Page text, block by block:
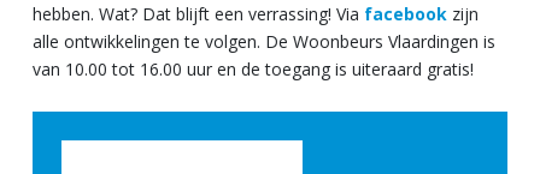
hebben. Wat? Dat blijft een verrassing! Via facebook zijn
alle ontwikkelingen te volgen. De Woonbeurs Vlaardingen is
van 10.00 tot 16.00 uur en de toegang is uiteraard gratis!